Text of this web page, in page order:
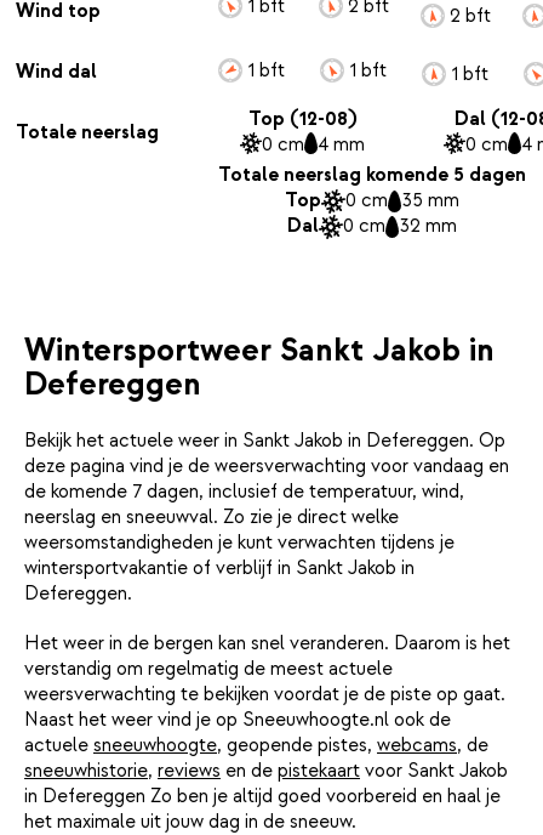
Wind top
Wind dal
Totale neerslag
1 bft
1 bft
2 bft
1 bft
2 bft
1 bft
Top (12-08)
0 cm 4 mm
Dal (12-
0 cm 4
Totale neerslag komende 5 dagen
Top
0 cm 35 mm
Dal
0 cm 32 mm
Wintersportweer Sankt Jakob in
Defereggen
Bekijk het actuele weer in Sankt Jakob in Defereggen. Op
deze pagina vind je de weersverwachting voor vandaag en
de komende 7 dagen, inclusief de temperatuur, wind,
neerslag en sneeuwval. Zo zie je direct welke
weersomstandigheden je kunt verwachten tijdens je
wintersportvakantie of verblijf in Sankt Jakob in
Defereggen.
Het weer in de bergen kan snel veranderen. Daarom is het
verstandig om regelmatig de meest actuele
weersverwachting te bekijken voordat je de piste op gaat.
Naast het weer vind je op Sneeuwhoogte.nl ook de
actuele sneeuwhoogte, geopende pistes, webcams, de
sneeuwhistorie, reviews en de pistekaart voor Sankt Jakob
in Defereggen Zo ben je altijd goed voorbereid en haal je
het maximale uit jouw dag in de sneeuw.